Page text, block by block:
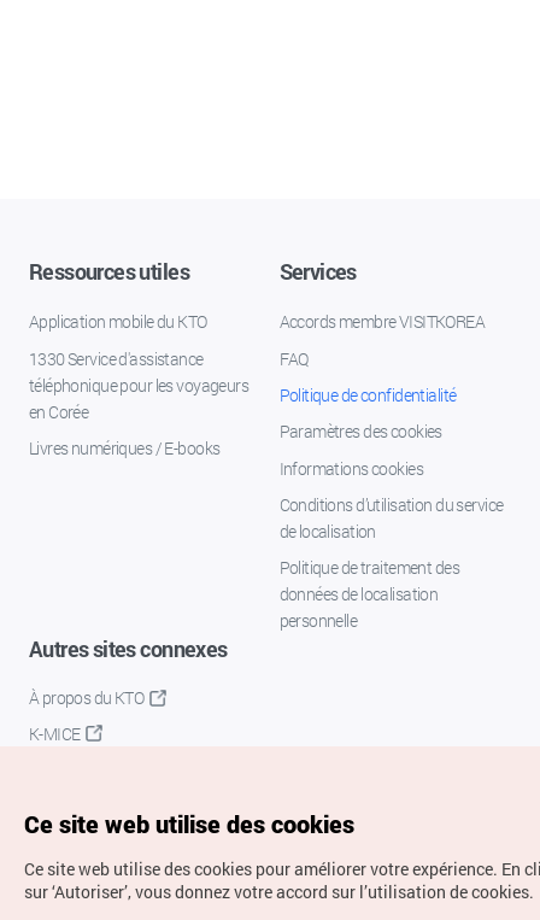
Ressources utiles
Application mobile du KTO
1330 Service d'assistance
téléphonique pour les voyageurs
en Corée
Livres numériques / E-books
Services
Accords membre VISITKOREA
FAQ
Politique de confidentialité
Paramètres des cookies
Informations cookies
Conditions d’utilisation du service
de localisation
Politique de traitement des
données de localisation
personnelle
Autres sites connexes
À propos du KTO
K-MICE
Ce site web utilise des cookies
Ce site web utilise des cookies pour améliorer votre expérience. En
sur ‘Autoriser’, vous donnez votre accord sur l’utilisation de cookies.